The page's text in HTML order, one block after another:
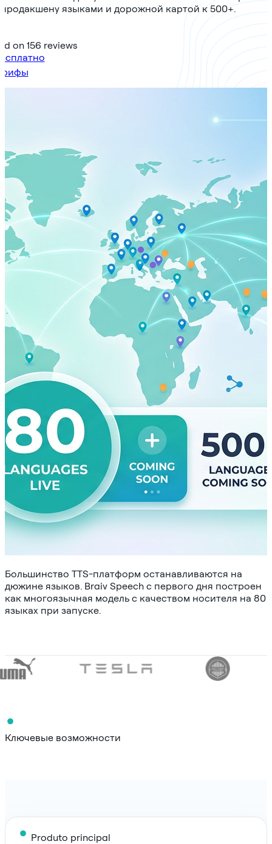
языками и дорожной картой к 500+.
on 156 reviews
Большинство TTS-платформ останавливаются на
дюжине языков. Braiv Speech с первого дня построен
как многоязычная модель с качеством носителя на 80
языках при запуске.
Ключевые возможности
Produto principal